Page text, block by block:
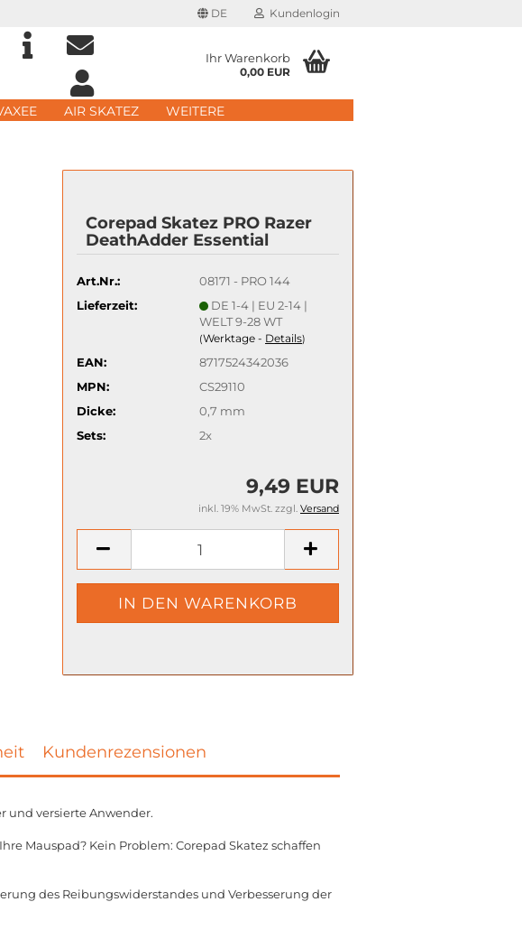
DE
Sprache auswählen
Kundenlogin
E-Mail
Passwort vergessen?
Schnelle Anmeldung mit
Ihr Warenkorb
0,00 EUR
AIR SKATEZ WEITERE
Corepad Skatez PRO Razer
DeathAdder Essential
Art.Nr.:
08171 - PRO 144
Lieferzeit:
DE 1-4 | EU 2-14 |
WELT 9-28 WT
(Werktage - Details)
EAN:
8717524342036
MPN:
CS29110
Dicke:
0,7 mm
Sets:
2x
9,49 EUR
inkl. 19% MwSt. zzgl. Versand
Kundenrezensionen
und versierte Anwender.
Mauspad? Kein Problem: Corepad Skatez schaffen
des Reibungswiderstandes und Verbesserung der